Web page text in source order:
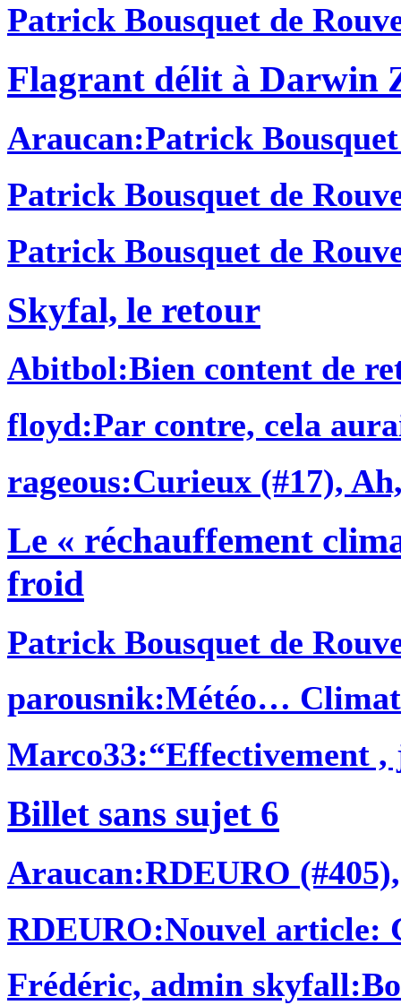
Patrick Bousquet de
Flagrant délit à Darwin
Araucan:Patrick
Patrick Bousquet de
Patrick Bousquet de
Skyfal, le retour
Abitbol:Bien content de
floyd:Par contre, cela
rageous:Curieux (#17),
Le « réchauffement
froid
Patrick Bousquet de
parousnik:Météo…
Marco33:“Effectivement ,
Billet sans sujet 6
Araucan:RDEURO
RDEURO:Nouvel article:
Frédéric, admin skyfall